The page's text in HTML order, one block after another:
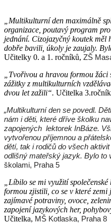
„Multikulturní den maximálně
organizace, poutavý program
jednání. Cizojazyčný koutek měl
dobře bavili, úkoly je zaujaly.
Učitelky 0. a 1. ročníků, ZŠ
„Tvořivou a hravou formou
zážitky z multikulturních
dvou let zažili“. Učitelka
„Multikulturní den se povedl.
nám i děti, které dříve školku
zapojených lektorek InBáze.
vytvořenou příjemnou a
dětí, tak i rodičů do všech
odlišný mateřský jazyk. Bylo to
školami, Praha 5
„Líbilo se mi využití
formou zjistili, co se v které
zajímavé potraviny, ovoce,
zapojení jazykových her,
Učitelka, MŠ Kotlaska, Praha 8